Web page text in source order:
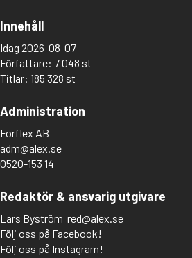
Innehåll
Idag 2026-08-07
Författare: 7 048 st
Titlar: 185 328 st
Administration
Forflex AB
adm@alex.se
0520-153 14
Redaktör & ansvarig utgivare
Lars Byström red@alex.se
Följ oss på Facebook!
Följ oss på Instagram!